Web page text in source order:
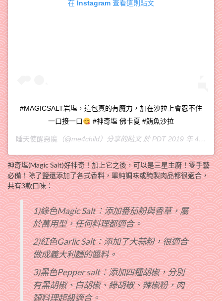
在 Instagram 查看這則貼文
#MAGICSALT岩塩，這包真的有魔力，加在沙拉上會忍不住
一口接一口
#神奇塩 佛卡夏 #鮪魚沙拉
睡天使醒惡魔 （@me4child）分享的貼文 於PDT 2019 年 4月 月 16 日 上午 6:46
神奇塩(Magic Salt)好神奇！加上它之後，可以是三星主廚！零手藝
必備！除了鹽還添加了各式香料，單純調味或醃製肉品都很適合，
共有3款口味：
1)綠色Magic Salt：添加番茄粉與香草，屬
於萬用型，任何料理都適合。
2)紅色Garlic Salt：添加了大蒜粉，很適合
做成義大利麵的醬料。
3)黑色Pepper salt：添加四種胡椒，分別
有黑胡椒、白胡椒、綠胡椒、辣椒粉，肉
類料理超級適合。